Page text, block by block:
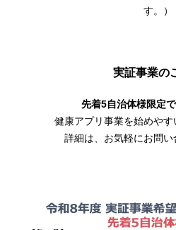
す。）
実証事業の
先着5自治体様限定
健康アプリ事業を始めや
詳細は、お気軽にお問い